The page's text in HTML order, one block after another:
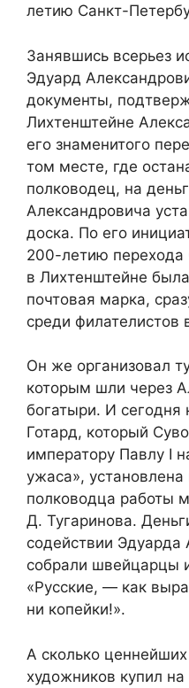
летию Санкт-
Занявшись всерьез
Эдуард
документы,
Лихтенштейне
его знаменитого
том месте, где
полководец, на
Александровича
доска. По его
200-летию перехода
в Лихтенштейне
почтовая марка,
среди филателистов
Он же организовал
которым шли через
богатыри. И сегодня
Готард, который
императору Павлу I
ужаса», установлена
полководца работы
Д. Тугаринова.
содействии Эдуарда
собрали швейцарцы
«Русские, — как
ни копейки!».
А сколько ценнейших
художников купил